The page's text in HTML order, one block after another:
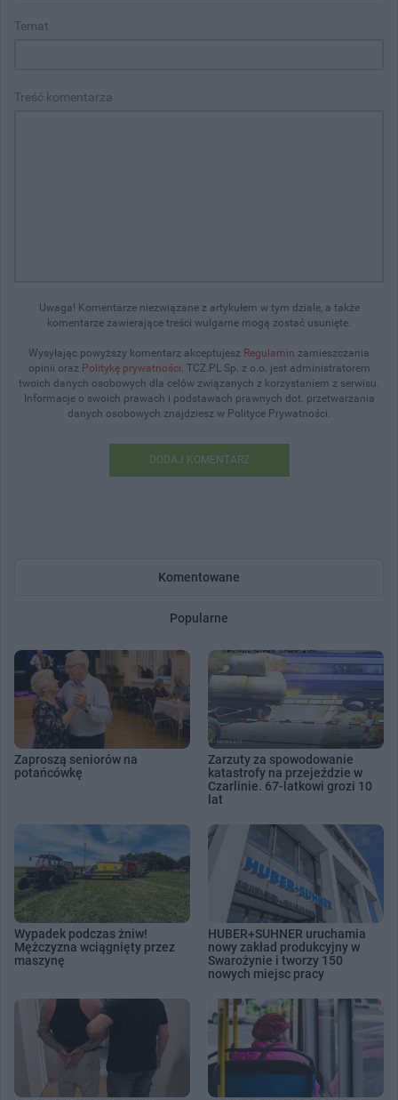
Temat
Treść komentarza
Uwaga! Komentarze niezwiązane z artykułem w tym dziale, a także
komentarze zawierające treści wulgarne mogą zostać usunięte.
Wysyłając powyższy komentarz akceptujesz Regulamin zamieszczania
opinii oraz Politykę prywatności. TCZ.PL Sp. z o.o. jest administratorem
twoich danych osobowych dla celów związanych z korzystaniem z serwisu.
Informacje o swoich prawach i podstawach prawnych dot. przetwarzania
danych osobowych znajdziesz w Polityce Prywatności.
DODAJ KOMENTARZ
Komentowane
Popularne
Zaproszą seniorów na
potańcówkę
Zarzuty za spowodowanie
katastrofy na przejeździe w
Czarlinie. 67-latkowi grozi 10
lat
Wypadek podczas żniw!
Mężczyzna wciągnięty przez
maszynę
HUBER+SUHNER uruchamia
nowy zakład produkcyjny w
Swarożynie i tworzy 150
nowych miejsc pracy